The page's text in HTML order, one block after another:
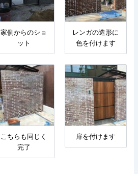
家側からのショ
ット
レンガの造形に
色を付けます
こちらも同じく
完了
扉を付けます